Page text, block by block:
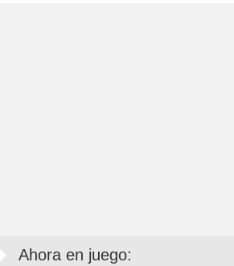
Ahora en juego: